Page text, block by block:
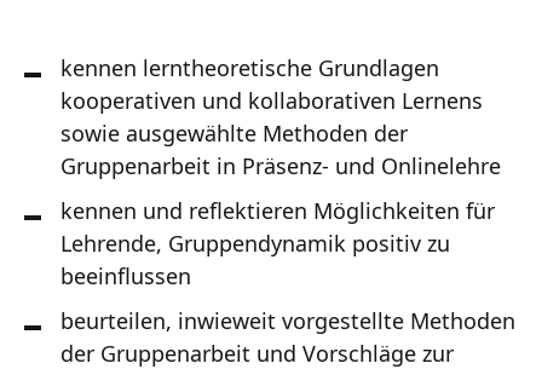
kennen lerntheoretische Grundlagen
kooperativen und kollaborativen Lernens
sowie ausgewählte Methoden der
Gruppenarbeit in Präsenz- und Onlinelehre
kennen und reflektieren Möglichkeiten für
Lehrende, Gruppendynamik positiv zu
beeinflussen
beurteilen, inwieweit vorgestellte Methoden
der Gruppenarbeit und Vorschläge zur